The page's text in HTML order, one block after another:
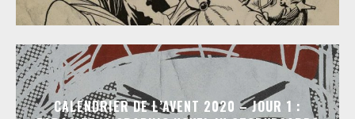
CALENDRIER DE L’AVENT 2020 – JOUR 1 :